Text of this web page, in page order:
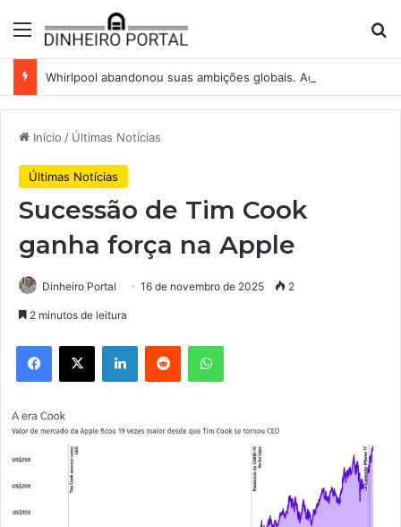
Menu
Início / Últimas Notícias
Últimas Notícias
Sucessão de Tim Cook
ganha força na Apple
Dinheiro Portal 16 de novembro de 2025 2
2 minutos de leitura
Facebook
X LinkedinReddit WhatsApp